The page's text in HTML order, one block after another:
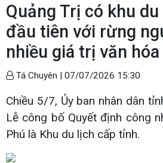
Quảng Trị có khu
đầu tiên với rừng
nhiều giá trị văn
Tá Chuyên | 07/07/2026 15:30
Chiều 5/7, Ủy ban nhân dân
Lễ công bố Quyết định công
Phú là Khu du lịch cấp tỉnh.